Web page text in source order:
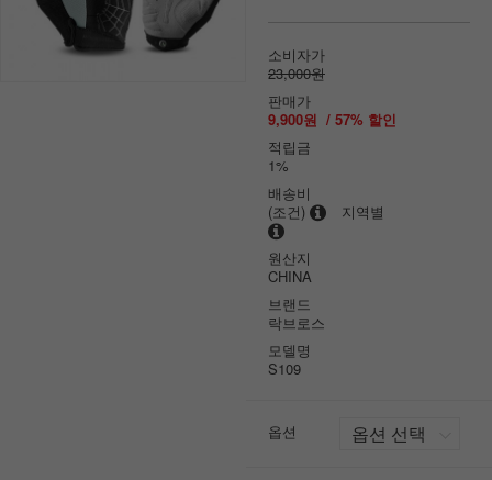
소비자가
23,000원
판매가
9,900원 / 57% 할인
적립금
1%
배송비
(조건)
지역별
원산지
CHINA
브랜드
락브로스
모델명
S109
옵션